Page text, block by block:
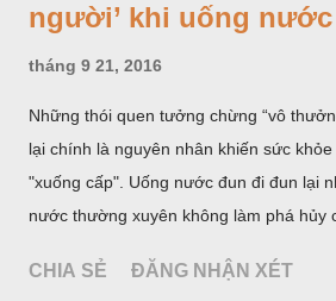
người’ khi uống nước
tháng 9 21, 2016
Những thói quen tưởng chừng “vô
lại chính là nguyên nhân khiến sức
"xuống cấp". Uống nước đun đi đun lại
nước thường xuyên không làm phá hủy
sức khoẻ sẽ xảy ra. Trong nước thông
CHIA SẺ ĐĂNG NHẬN XÉT